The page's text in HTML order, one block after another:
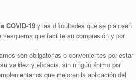
COVID-19 y las dificultades que se plantean
esquema que facilite su compresión y por
son obligatorias o convenientes por estar
validez y eficacia, sin ningún ánimo por
que mejoren la aplicación del